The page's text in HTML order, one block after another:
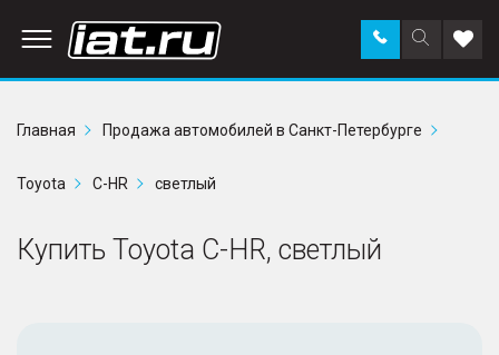
Поиск
по
Заказать
звонок в
Главная
Продажа автомобилей в Санкт-Петербурге
Toyota C-HR светлый
Купить Toyota C-HR, светлый